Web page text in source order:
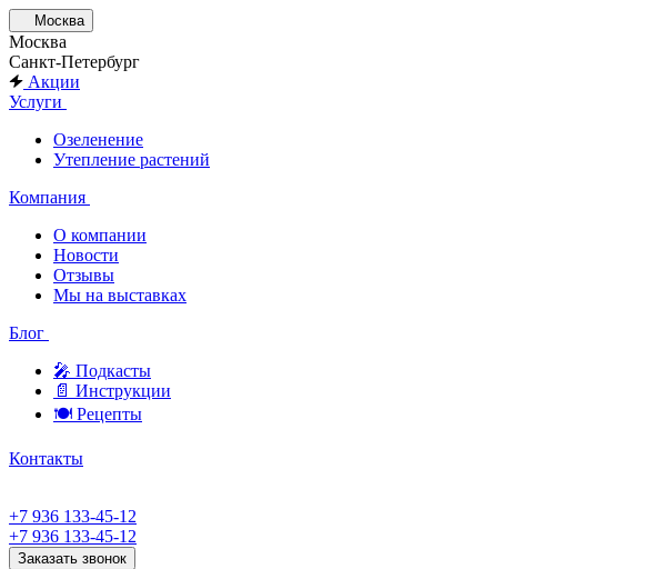
Москва
Москва
Санкт-Петербург
Акции
Услуги
Озеленение
Утепление растений
Компания
О компании
Новости
Отзывы
Мы на выставках
Блог
🎤︎︎ Подкасты
📄 Инструкции
🍽 Рецепты
Контакты
+7 936 133-45-12
+7 936 133-45-12
Заказать звонок